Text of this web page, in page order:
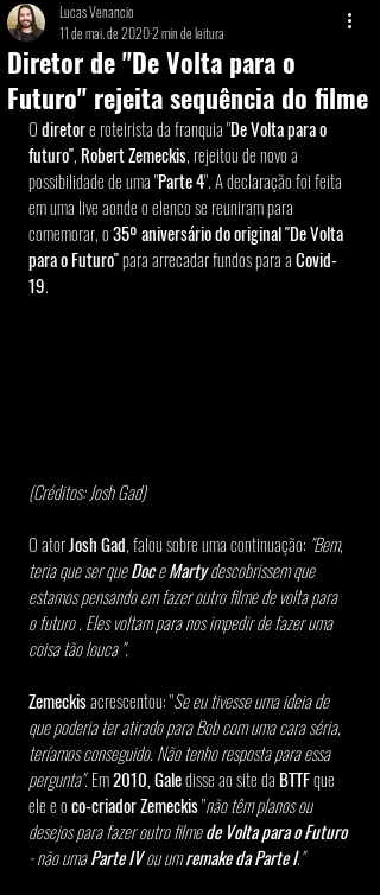
Diretor de "De Volta para o
Futuro" rejeita sequência do filme
Lucas Venancio
11 de mai. de 20202 min de leitura
O diretor e roteirista da franquia "De Volta para o
futuro", Robert Zemeckis, rejeitou de novo a
possibilidade de uma "Parte 4". A declaração foi feita
em uma live aonde o elenco se reuniram para
comemorar, o 35º aniversário do original "De Volta
para o Futuro" para arrecadar fundos para a Covid-
19.
(Créditos: Josh Gad)
O ator Josh Gad, falou sobre uma continuação: "Bem,
teria que ser que Doc e Marty descobrissem que
estamos pensando em fazer outro filme de volta para
o futuro . Eles voltam para nos impedir de fazer uma
coisa tão louca ".
Zemeckis acrescentou: "Se eu tivesse uma ideia de
que poderia ter atirado para Bob com uma cara séria,
teríamos conseguido. Não tenho resposta para essa
pergunta". Em 2010, Gale disse ao site da BTTF que
ele e o co-criador Zemeckis "não têm planos ou
desejos para fazer outro filme de Volta para o Futuro
- não uma Parte IV ou um remake da Parte I."